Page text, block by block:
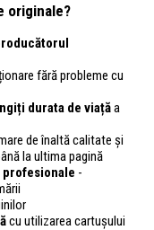
originale?
fără probleme cu
durata de viațăa
de înaltă calitate și
la ultima pagină
-
cu utilizarea cartușului